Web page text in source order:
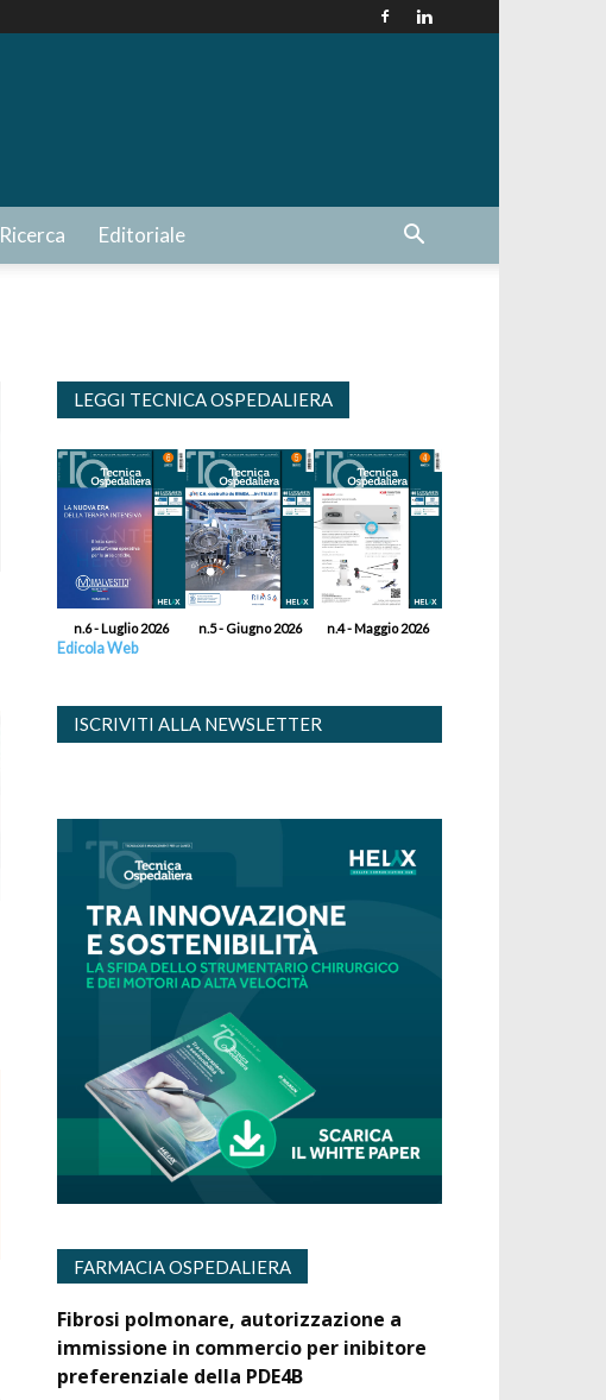
Ricerca Editoriale
LEGGI TECNICA OSPEDALIERA
n.6 - Luglio 2026 n.5 - Giugno 2026 n.4 - Maggio 2026
Edicola Web
ISCRIVITI ALLA NEWSLETTER
FARMACIA OSPEDALIERA
Fibrosi polmonare, autorizzazione a
immissione in commercio per inibitore
preferenziale della PDE4B